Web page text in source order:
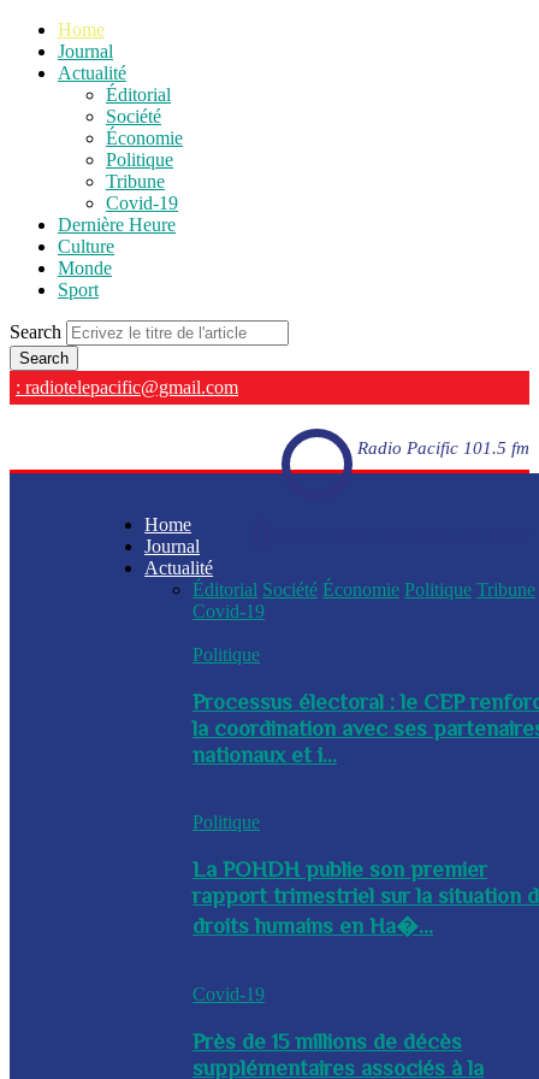
Home
Journal
Actualité
Éditorial
Société
Économie
Politique
Tribune
Covid-19
Dernière Heure
Culture
Monde
Sport
Search
: radiotelepacific@gmail.com
Radio Pacific 101.5 fm
Home
Journal
Actualité
Éditorial Société Économie Politique Tribune
Covid-19
Politique
Processus électoral : le CEP
la coordination avec ses
nationaux et i...
Politique
La POHDH publie son premier
rapport trimestriel sur la situation
droits humains en Ha�...
Covid-19
Près de 15 millions de décès
supplémentaires associés à la